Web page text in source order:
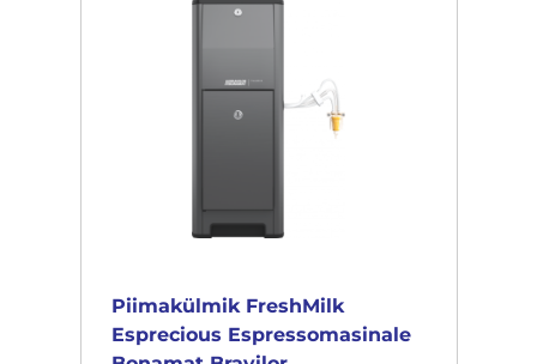
Piimakülmik FreshMilk
Esprecious Espressomasinale